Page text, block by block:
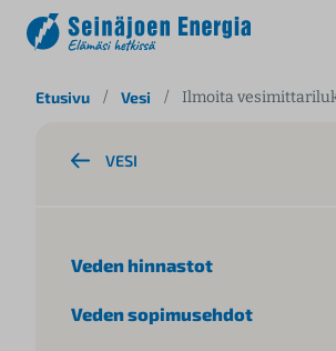
Etusivu / Vesi / Ilmoita
VESI
Veden hinnastot
Veden sopimusehdot